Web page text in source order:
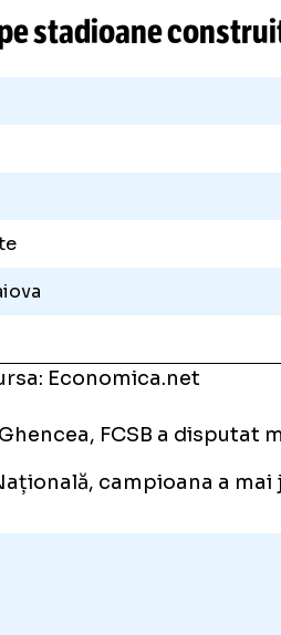
stadioane
Economica.net
FCSB a disputat
campioana a